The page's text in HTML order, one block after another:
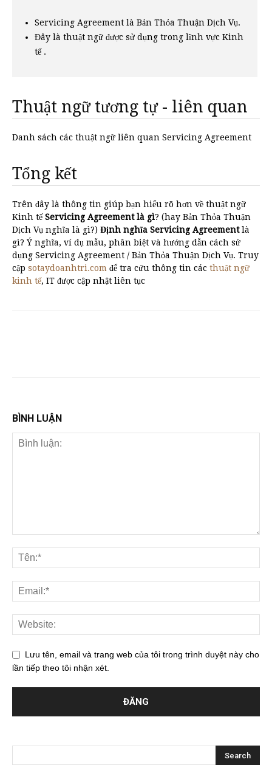
Servicing Agreement là Bản Thỏa Thuận Dịch Vụ.
Đây là thuật ngữ được sử dụng trong lĩnh vực Kinh
tế .
Thuật ngữ tương tự - liên quan
Danh sách các thuật ngữ liên quan Servicing Agreement
Tổng kết
Trên đây là thông tin giúp bạn hiểu rõ hơn về thuật ngữ
Kinh tếServicing Agreement là gì? (hay Bản Thỏa Thuận
Dịch Vụ nghĩa là gì?) Định nghĩa Servicing Agreementlà
gì? Ý nghĩa, ví dụ mẫu, phân biệt và hướng dẫn cách sử
dụng Servicing Agreement / Bản Thỏa Thuận Dịch Vụ. Truy
cập sotaydoanhtri.com để tra cứu thông tin các thuật ngữ
kinh tế, IT được cập nhật liên tục
BÌNH LUẬN
Lưu tên, email và trang web của tôi trong trình duyệt này cho
lần tiếp theo tôi nhận xét.